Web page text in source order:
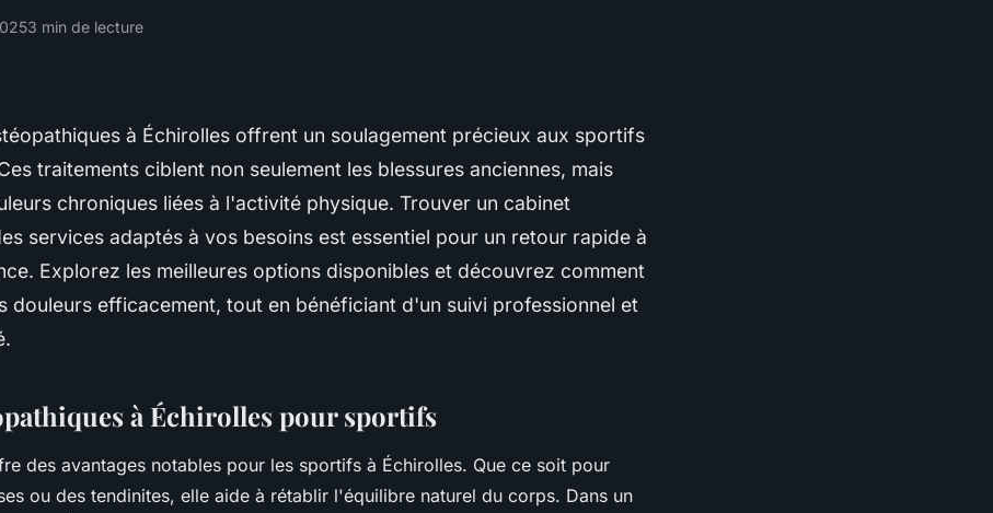
3 min de lecture
à Échirolles offrent un soulagement précieux aux sportifs
traitements ciblent non seulement les blessures anciennes, mais
chroniques liées à l'activité physique. Trouver un cabinet
services adaptés à vos besoins est essentiel pour un retour rapide à
Explorez les meilleures options disponibles et découvrez comment
douleurs efficacement, tout en bénéficiant d'un suivi professionnel et
à Échirolles pour sportifs
des avantages notables pour les sportifs à Échirolles. Que ce soit pour
ou des tendinites, elle aide à rétablir l'équilibre naturel du corps. Dans un